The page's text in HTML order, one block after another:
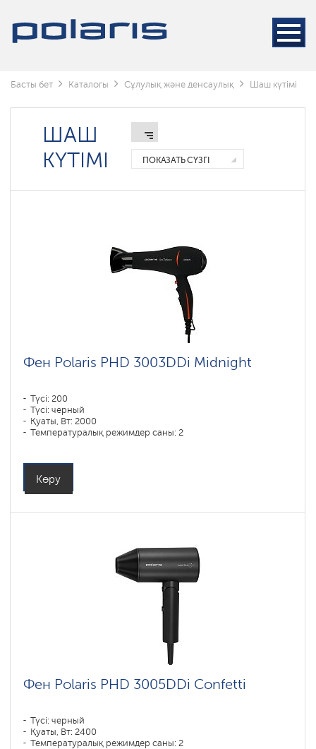
Басты бет Каталогы Сұлулық және денсаулық Шаш күтімі
ШАШ
КҮТІМІ
ПОКАЗАТЬ СҮЗГІ
Фен Polaris PHD 3003DDi Midnight
Түсі: 200
Түсі: черный
Қуаты, Вт: 2000
Температуралық режимдер саны: 2
Көру
Фен Polaris PHD 3005DDi Confetti
Түсі: черный
Қуаты, Вт: 2400
Температуралық режимдер саны: 2
Фендер